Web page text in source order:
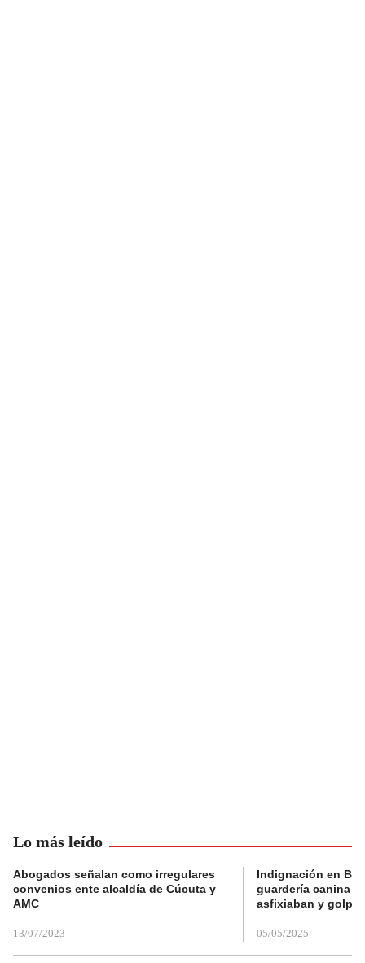
Lo más leído
Abogados señalan como irregulares
convenios ente alcaldía de Cúcuta y
AMC
13/07/2023
Indignación en
guardería canina
asfixiaban y
05/05/2025